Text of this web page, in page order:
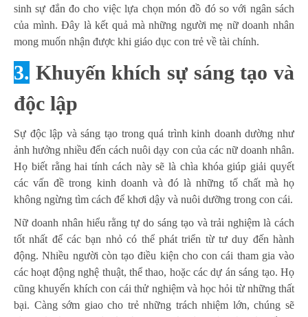
sinh sự đắn đo cho việc lựa chọn món đồ đó so với ngân sách
của mình. Đây là kết quả mà những người mẹ nữ doanh nhân
mong muốn nhận được khi giáo dục con trẻ về tài chính.
3. Khuyến khích sự sáng tạo và
độc lập
Sự độc lập và sáng tạo trong quá trình kinh doanh dường như
ảnh hưởng nhiều đến cách nuôi dạy con của các nữ doanh nhân.
Họ biết rằng hai tính cách này sẽ là chìa khóa giúp giải quyết
các vấn đề trong kinh doanh và đó là những tố chất mà họ
không ngừng tìm cách để khơi dậy và nuôi dưỡng trong con cái.
Nữ doanh nhân hiểu rằng tự do sáng tạo và trải nghiệm là cách
tốt nhất để các bạn nhỏ có thể phát triển từ tư duy đến hành
động. Nhiều người còn tạo điều kiện cho con cái tham gia vào
các hoạt động nghệ thuật, thể thao, hoặc các dự án sáng tạo. Họ
cũng khuyến khích con cái thử nghiệm và học hỏi từ những thất
bại. Càng sớm giao cho trẻ những trách nhiệm lớn, chúng sẽ